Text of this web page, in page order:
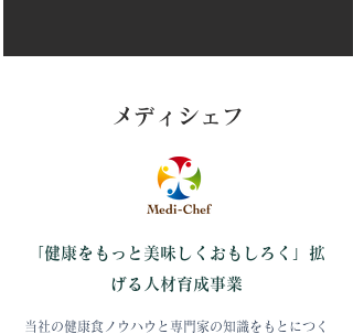
メディシェフ
「健康をもっと美味しくおもしろく」拡
げる人材育成事業
当社の健康食ノウハウと専門家の知識をもとにつく